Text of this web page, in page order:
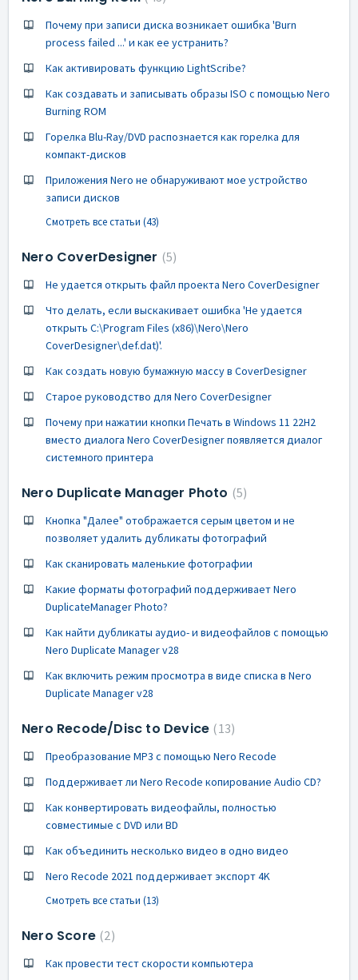
Почему при записи диска возникает ошибка 'Burn
process failed ...' и как ее устранить?
Как активировать функцию LightScribe?
Как создавать и записывать образы ISO с помощью Nero
Burning ROM
Горелка Blu-Ray/DVD распознается как горелка для
компакт-дисков
Приложения Nero не обнаруживают мое устройство
записи дисков
Смотреть все статьи (43)
Nero CoverDesigner 5
Не удается открыть файл проекта Nero CoverDesigner
Что делать, если выскакивает ошибка 'Не удается
открыть C:\Program Files (x86)\Nero\Nero
CoverDesigner\def.dat)'.
Как создать новую бумажную массу в CoverDesigner
Старое руководство для Nero CoverDesigner
Почему при нажатии кнопки Печать в Windows 11 22H2
вместо диалога Nero CoverDesigner появляется диалог
системного принтера
Nero Duplicate Manager Photo 5
Кнопка "Далее" отображается серым цветом и не
позволяет удалить дубликаты фотографий
Как сканировать маленькие фотографии
Какие форматы фотографий поддерживает Nero
DuplicateManager Photo?
Как найти дубликаты аудио- и видеофайлов с помощью
Nero Duplicate Manager v28
Как включить режим просмотра в виде списка в Nero
Duplicate Manager v28
Nero Recode/Disc to Device 13
Преобразование MP3 с помощью Nero Recode
Поддерживает ли Nero Recode копирование Audio CD?
Как конвертировать видеофайлы, полностью
совместимые с DVD или BD
Как объединить несколько видео в одно видео
Nero Recode 2021 поддерживает экспорт 4K
Смотреть все статьи (13)
Nero Score 2
Как провести тест скорости компьютера